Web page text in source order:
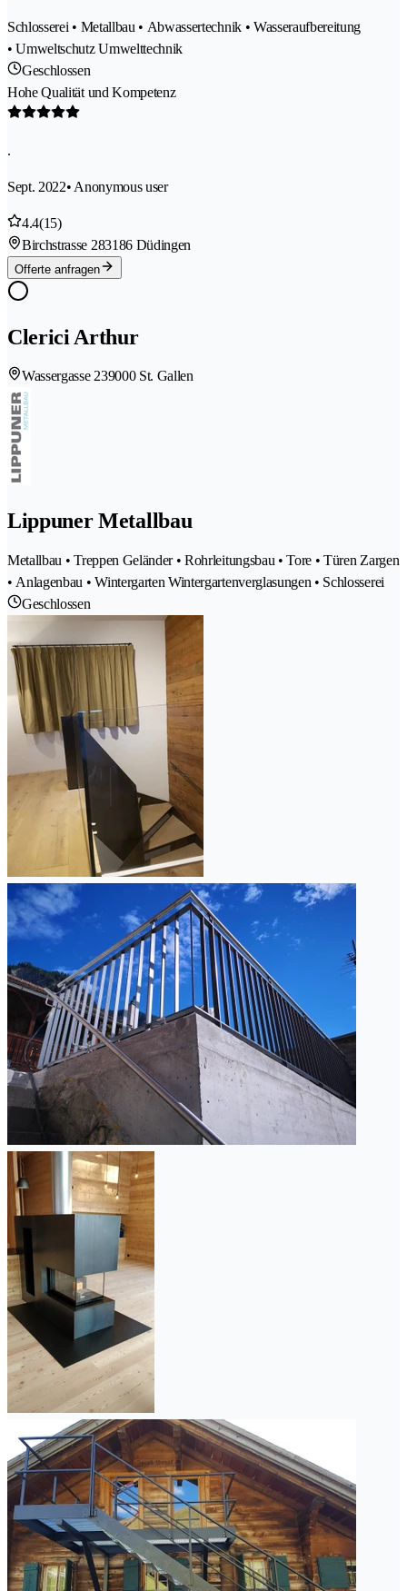
Schlosserei • Metallbau • Abwassertechnik • Wasseraufbereitung
• Umweltschutz Umwelttechnik
Geschlossen
Hohe Qualität und Kompetenz
.
Sept. 2022• Anonymous user
4.4(15)
Birchstrasse 283186 Düdingen
Offerte anfragen
Clerici Arthur
Wassergasse 239000 St. Gallen
Lippuner Metallbau
Metallbau • Treppen Geländer • Rohrleitungsbau • Tore • Türen Zargen
• Anlagenbau • Wintergarten Wintergartenverglasungen • Schlosserei
Geschlossen